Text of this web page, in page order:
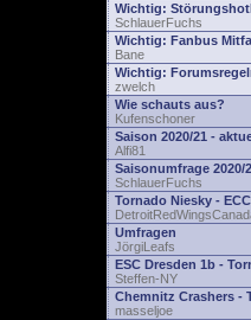
Wichtig:
SchlauerFuchs
Wichtig: Fanbus
Bane
Wichtig:
zwelch
Wie schauts aus?
Kufenschoner
Saison 2020/21 -
Alfi81
Saisonumfrage 2020/
SchlauerFuchs
Tornado Niesky -
Umfragen
JörgiLeafs
ESC Dresden 1b -
Steffen-NY
Chemnitz Crashers -
masseljoe